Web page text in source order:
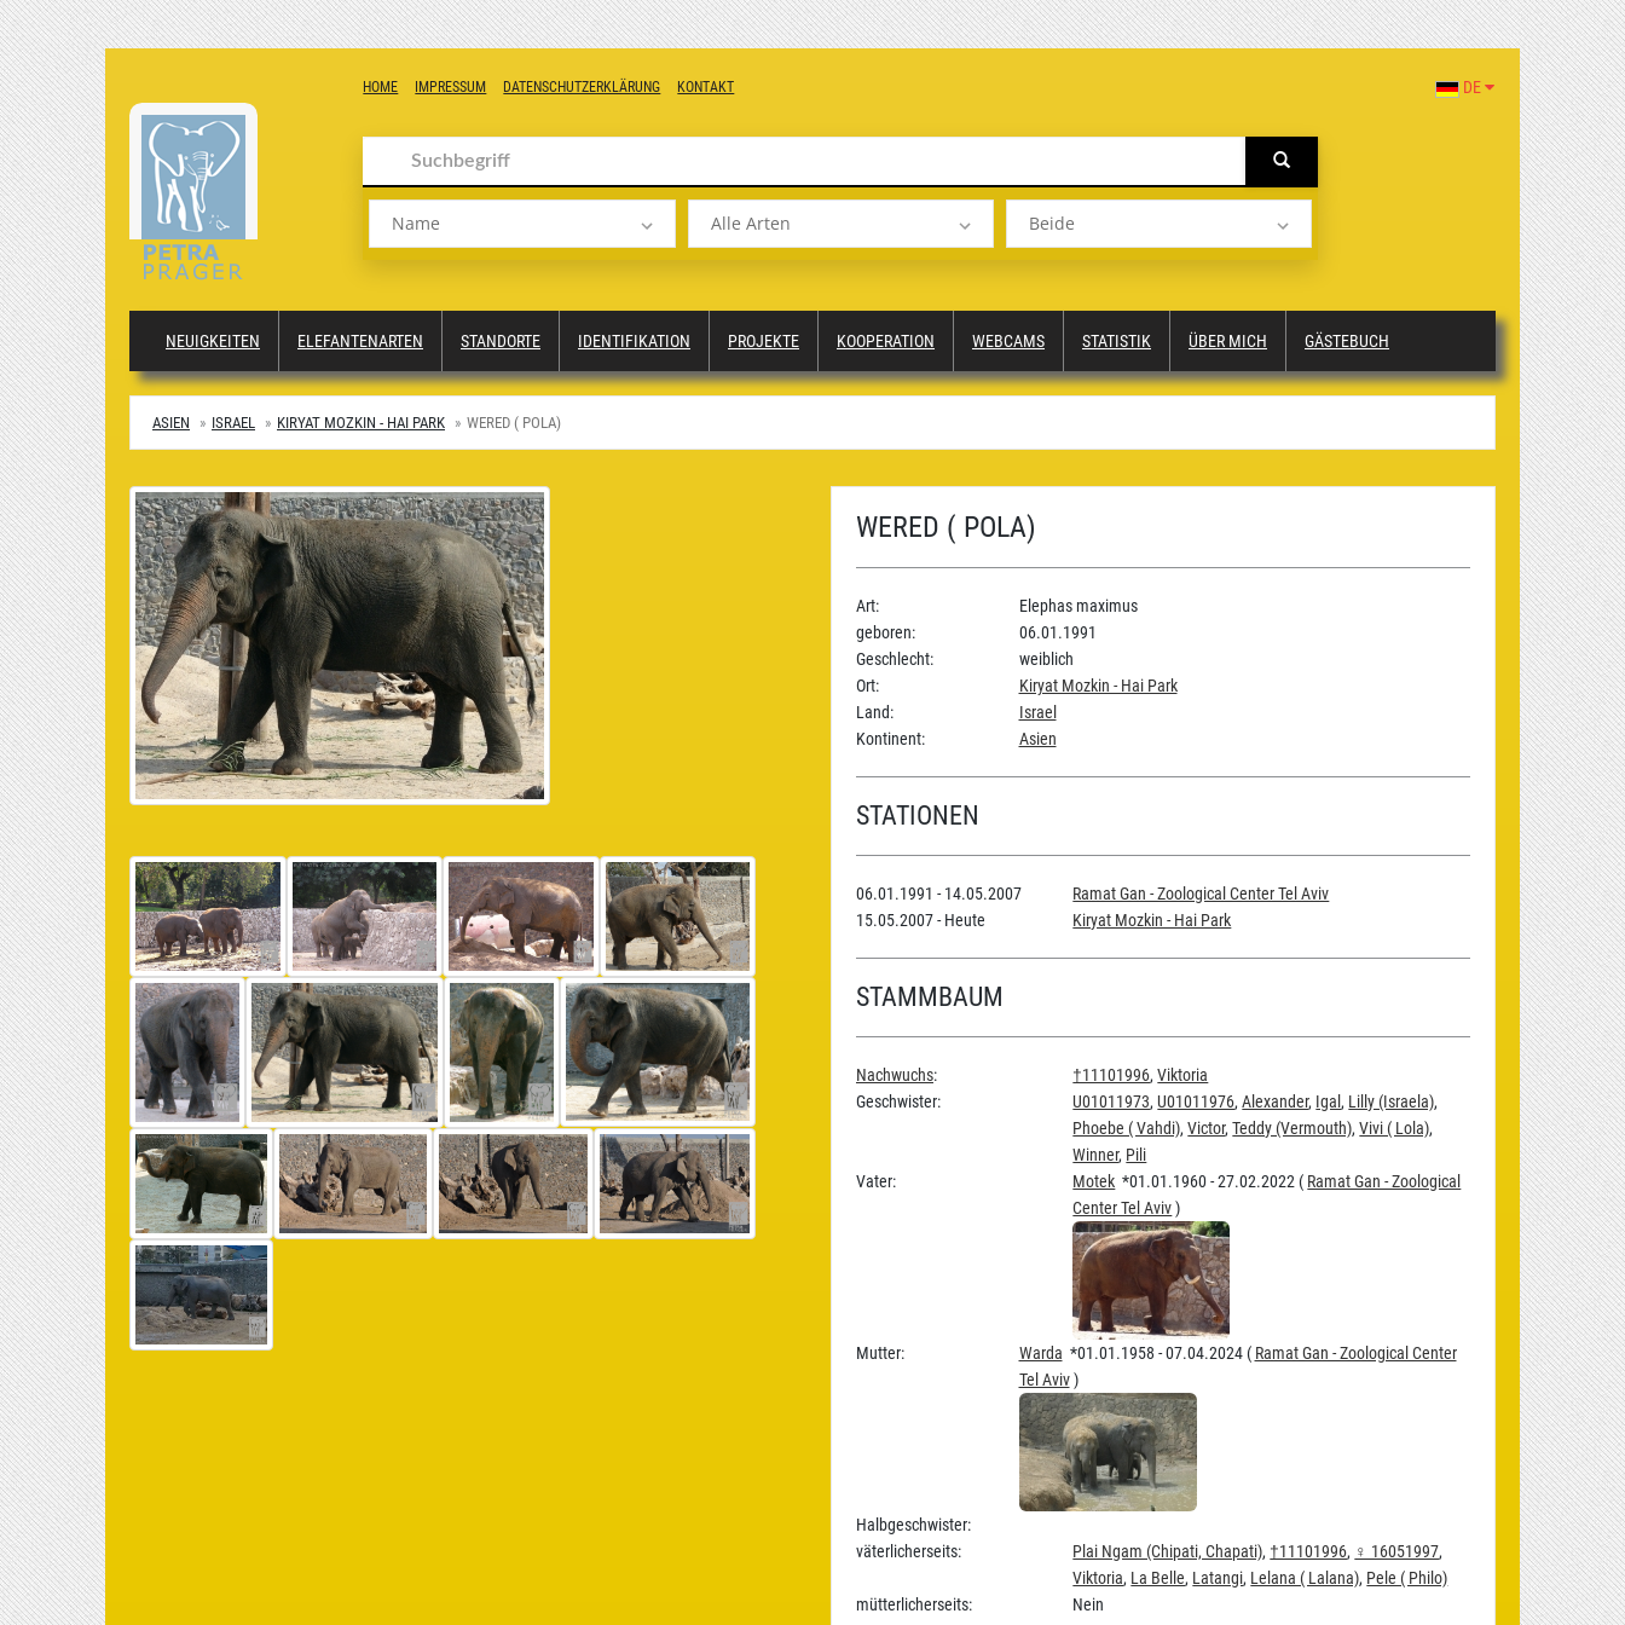
HOME IMPRESSUM DATENSCHUTZERKLÄRUNG KONTAKT DE
Name Alle Arten Beide
NEUIGKEITEN ELEFANTENARTEN STANDORTE IDENTIFIKATION PROJEKTE KOOPERATION WEBCAMS STATISTIK ÜBER MICH GÄSTEBUCH
ASIEN ISRAEL KIRYAT MOZKIN - HAI PARK WERED ( POLA)
WERED ( POLA)
Art:
Elephas maximus
geboren:
06.01.1991
Geschlecht:
weiblich
Ort:
Kiryat Mozkin - Hai Park
Land:
Israel
Kontinent:
Asien
STATIONEN
06.01.1991 - 14.05.2007
Ramat Gan - Zoological Center Tel Aviv
15.05.2007 - Heute
Kiryat Mozkin - Hai Park
STAMMBAUM
Nachwuchs: †11101996,Viktoria
Geschwister:
U01011973, U01011976,Alexander, Igal , Lilly (Israela),
Phoebe ( Vahdi),Victor,Teddy (Vermouth),Vivi ( Lola),
Winner, Pili
Vater:
Motek *01.01.1960 - 27.02.2022 ( Ramat Gan - Zoological
Center Tel Aviv)
Mutter: Warda *01.01.1958 - 07.04.2024 ( Ramat Gan - Zoological Center
Tel Aviv)
Halbgeschwister:
väterlicherseits:
Plai Ngam (Chipati, Chapati), †11101996, ♀ 16051997,
Viktoria, La Belle, Latangi, Lelana ( Lalana), Pele ( Philo)
mütterlicherseits:
Nein